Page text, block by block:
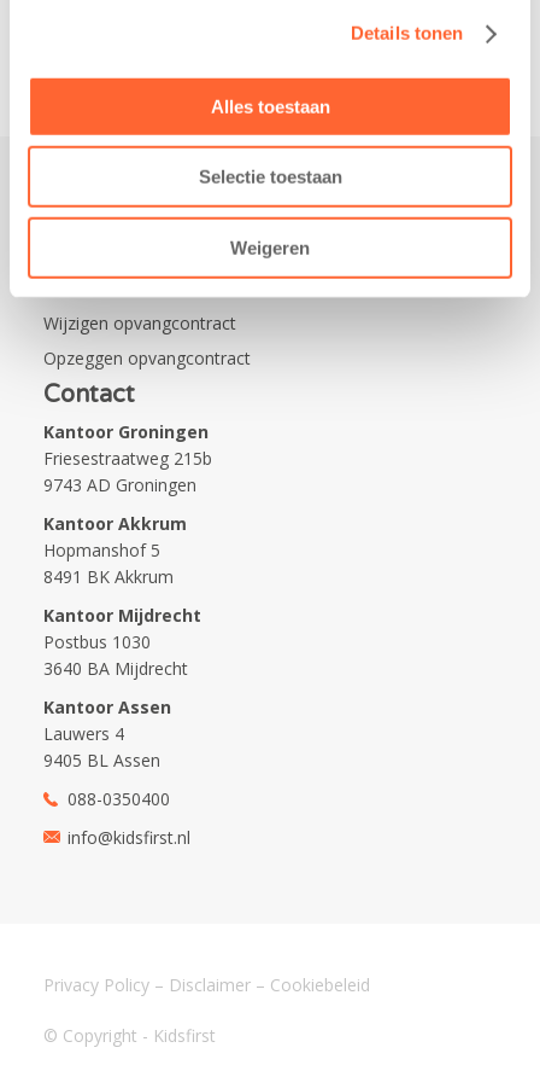
Details tonen
Alles toestaan
Selectie toestaan
Weigeren
Praktisch
Wijzigen opvangcontract
Opzeggen opvangcontract
Contact
Kantoor Groningen
Friesestraatweg 215b
9743 AD Groningen
Kantoor Akkrum
Hopmanshof 5
8491 BK Akkrum
Kantoor Mijdrecht
Postbus 1030
3640 BA Mijdrecht
Kantoor Assen
Lauwers 4
9405 BL Assen
088-0350400
info@kidsfirst.nl
© Copyright - Kidsfirst
Privacy Policy – Disclaimer – Cookiebeleid